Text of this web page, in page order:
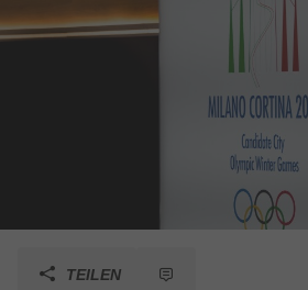
TEILEN